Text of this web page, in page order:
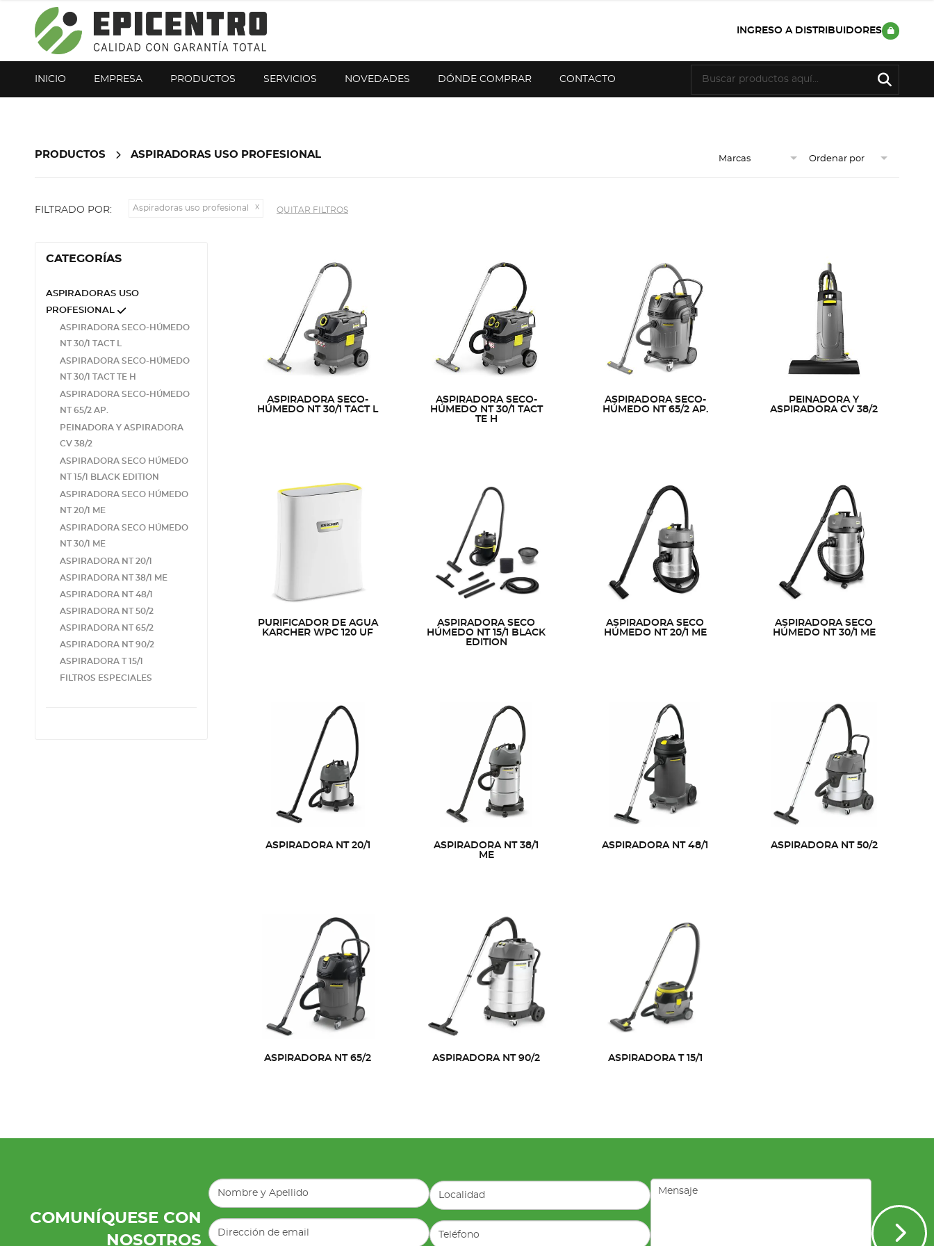
¿Olvidó su contraseña?
INGRESO A DISTRIBUIDORES
INICIO EMPRESA PRODUCTOS SERVICIOS NOVEDADES DÓNDE COMPRAR CONTACTO
PRODUCTOS ASPIRADORAS USO PROFESIONAL Marcas Ordenar por
FILTRADO POR: Aspiradoras uso profesional QUITAR FILTROS
CATEGORÍAS
ASPIRADORAS USO
PROFESIONAL
ASPIRADORA SECO-HÚMEDO
NT 30/1 TACT L
ASPIRADORA SECO-HÚMEDO
NT 30/1 TACT TE H
ASPIRADORA SECO-HÚMEDO
NT 65/2 AP.
PEINADORA Y ASPIRADORA
CV 38/2
ASPIRADORA SECO HÚMEDO
NT 15/1 BLACK EDITION
ASPIRADORA SECO HÚMEDO
NT 20/1 ME
ASPIRADORA SECO HÚMEDO
NT 30/1 ME
ASPIRADORA NT 20/1
ASPIRADORA NT 38/1 ME
ASPIRADORA NT 48/1
ASPIRADORA NT 50/2
ASPIRADORA NT 65/2
ASPIRADORA NT 90/2
ASPIRADORA T 15/1
FILTROS ESPECIALES
ASPIRADORA SECO-
HÚMEDO NT 30/1 TACT L
ASPIRADORA SECO-
HÚMEDO NT 30/1 TACT
TE H
ASPIRADORA SECO-
HÚMEDO NT 65/2 AP.
PEINADORA Y
ASPIRADORA CV 38/2
PURIFICADOR DE AGUA
KARCHER WPC 120 UF
ASPIRADORA SECO
HÚMEDO NT 15/1 BLACK
EDITION
ASPIRADORA SECO
HÚMEDO NT 20/1 ME
ASPIRADORA SECO
HÚMEDO NT 30/1 ME
ASPIRADORA NT 20/1
ASPIRADORA NT 38/1
ME
ASPIRADORA NT 48/1 ASPIRADORA NT 50/2
ASPIRADORA NT 65/2 ASPIRADORA NT 90/2 ASPIRADORA T 15/1
COMUNÍQUESE CON
NOSOTROS